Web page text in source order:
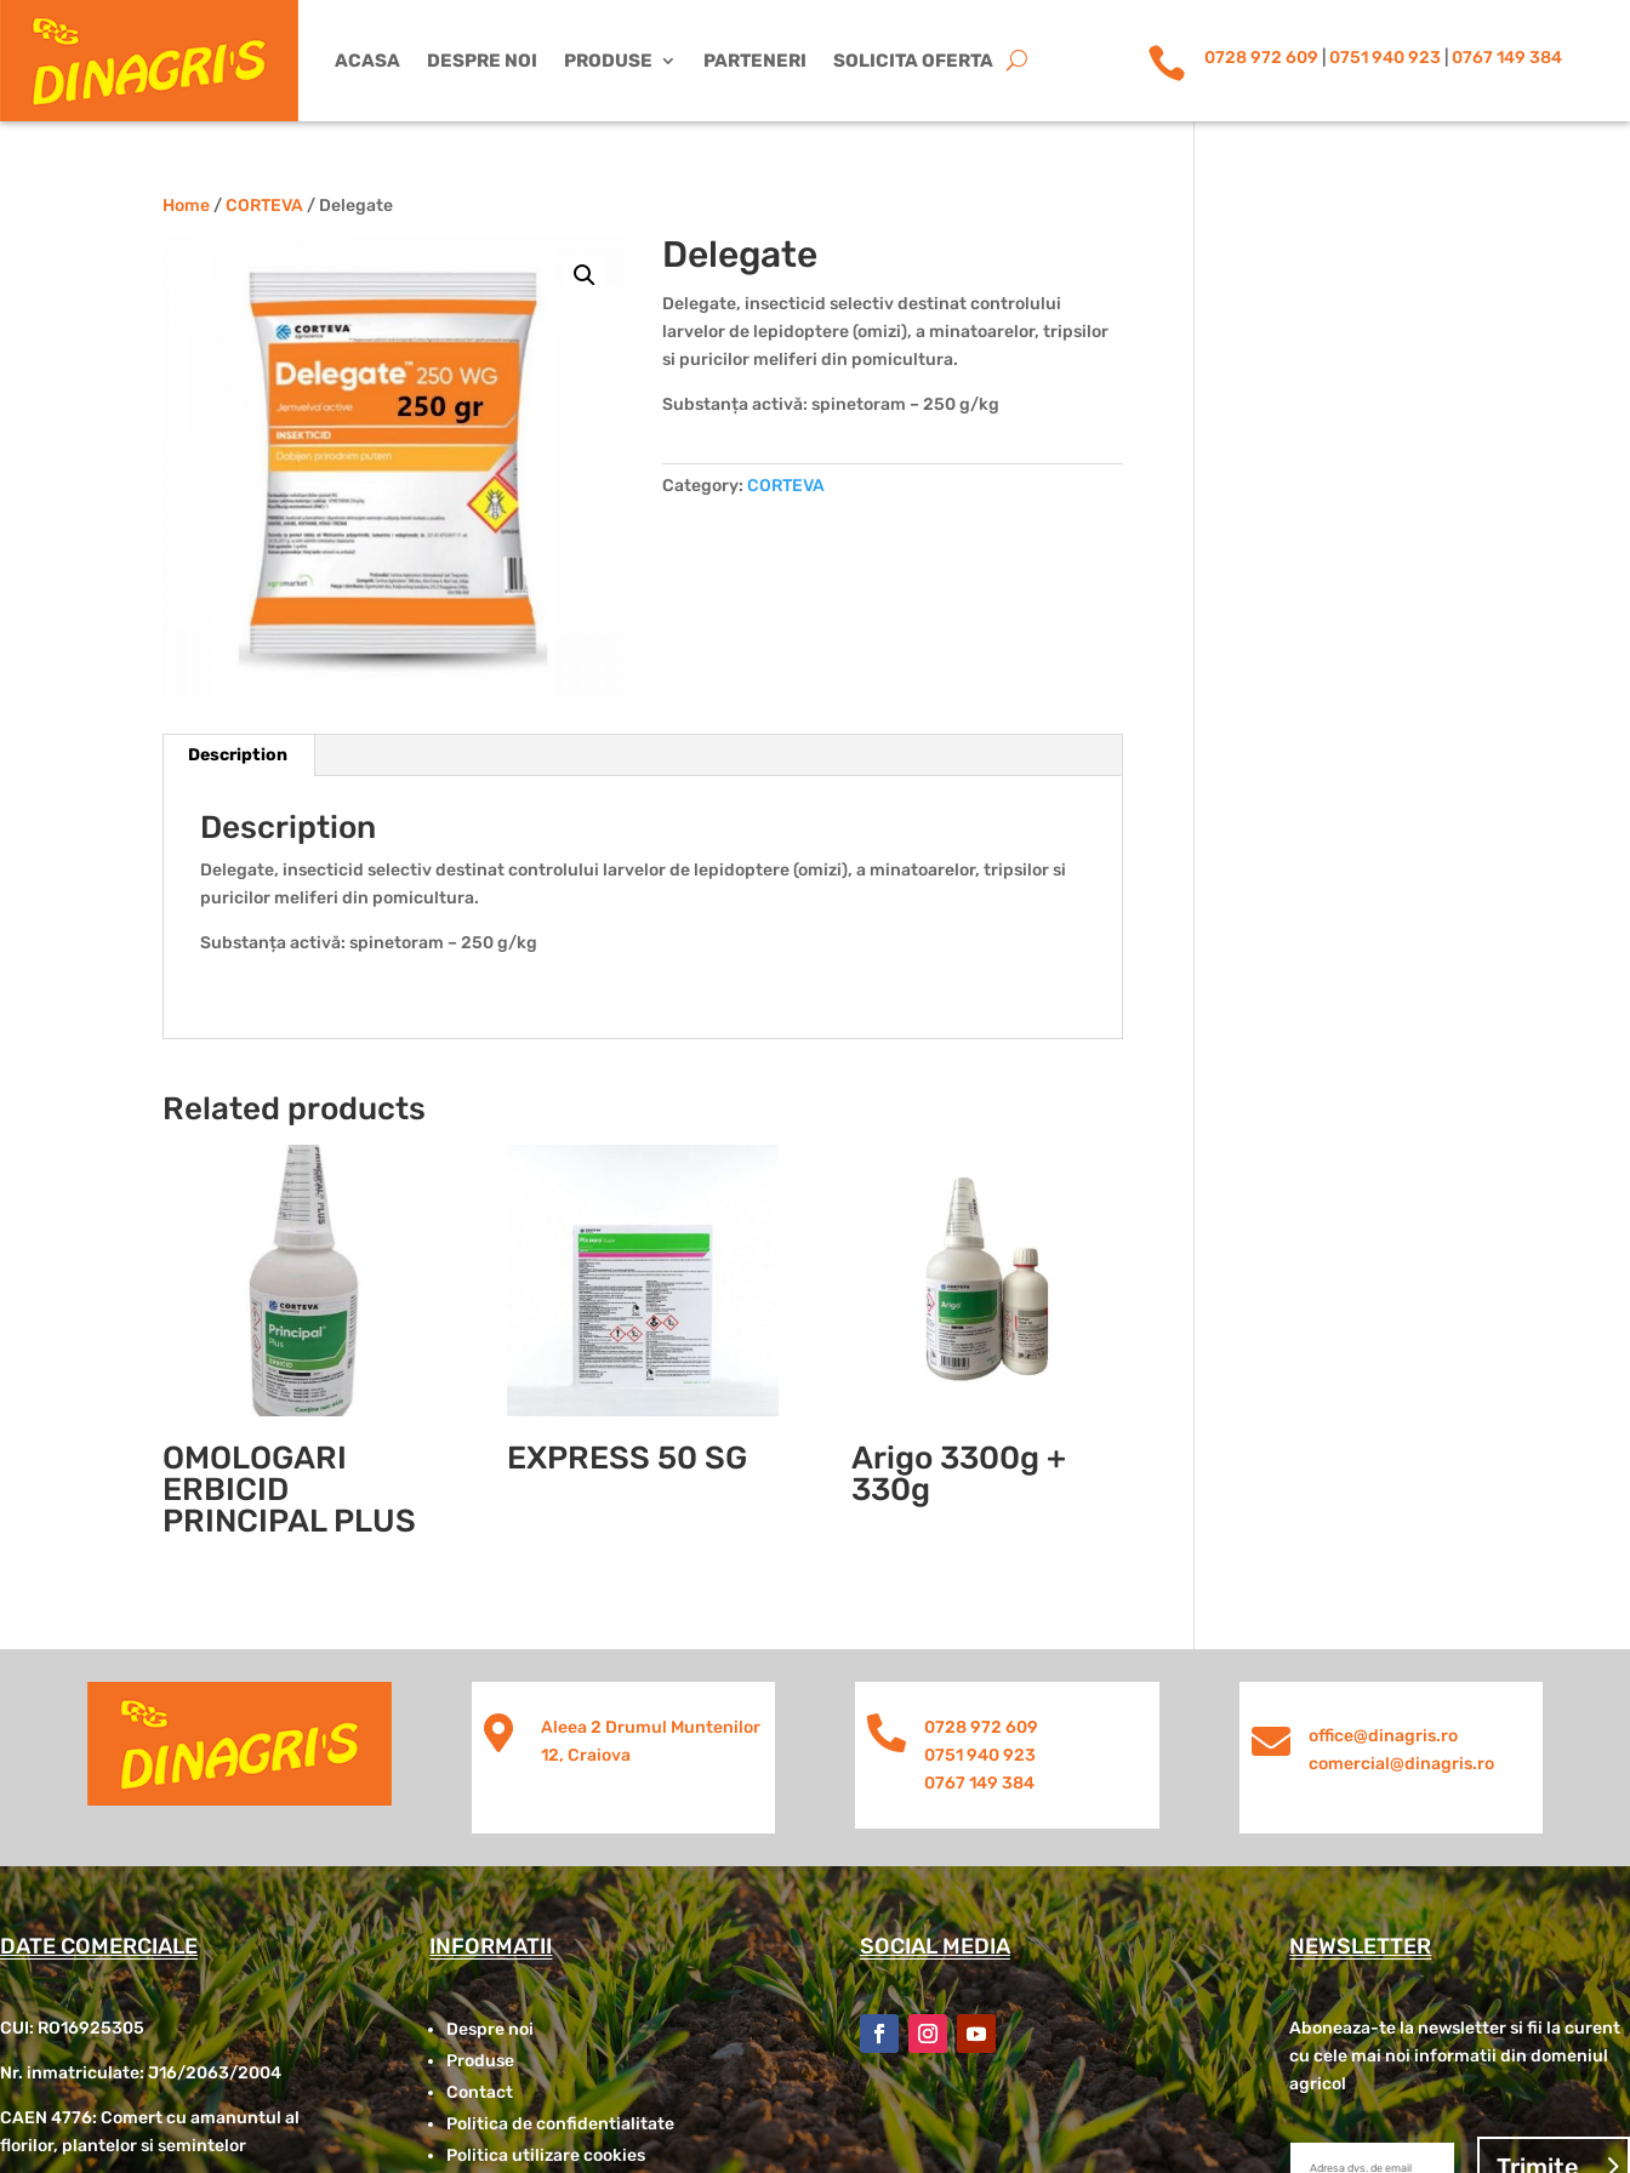
ACASA DESPRE NOI PRODUSE PARTENERI SOLICITA OFERTA  0728 972 609 0751 940 923| 0767 149 384
Home /CORTEVA / Delegate
Delegate
Delegate, insecticid selectiv destinat controlului
larvelor de lepidoptere (omizi), a minatoarelor, tripsilor
si puricilor meliferi din pomicultura.
Substanța activă: spinetoram – 250 g/kg
Category:CORTEVA
Description
Description
Delegate, insecticid selectiv destinat controlului larvelor de lepidoptere (omizi), a minatoarelor, tripsilor si
puricilor meliferi din pomicultura.
Substanța activă: spinetoram – 250 g/kg
Related products
OMOLOGARI
ERBICID
PRINCIPAL PLUS
EXPRESS 50 SG
Arigo 3300g +
330g

Aleea 2 Drumul Muntenilor
12, Craiova

0728 972 609
0751 940 923
0767 149 384

office@dinagris.ro
comercial@dinagris.ro
DATE COMERCIALE
CUI: RO16925305
Nr. inmatriculate: J16/2063/2004
CAEN 4776: Comert cu amanuntul al
florilor, plantelor si semintelor
INFORMATII
Despre noi
Produse
Contact
Politica de confidentialitate
Politica utilizare cookies
SOCIAL MEDIA NEWSLETTER
Aboneaza-te la newsletter si fii la curent
cu cele mai noi informatii din domeniul
agricol